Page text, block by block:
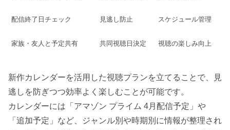
配信終了日チェック 見逃し防止 スケジュール管理
家族・友人と予定共有 共同視聴日決定 視聴の楽しみ向上
新作カレンダーを活用した視聴プランを立てることで、見
逃しを防ぎつつ効率よく楽しむことが可能です。
カレンダーには「アマゾン プライム 4月配信予定」や
「追加予定」など、ジャンル別や時期別に情報が整理され